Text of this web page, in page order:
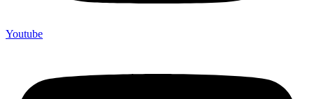
Youtube